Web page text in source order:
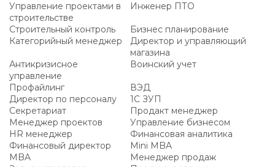
Управление проектами в
строительстве
Инженер ПТО
Строительный контроль
Бизнес планирование
Категорийный менеджер
Директор и управляющий
магазина
Антикризисное
управление
Воинский учет
Профайлинг
ВЭД
Директор по персоналу
1С ЗУП
Секретариат
Продакт менеджер
Менеджер проектов
Управление бизнесом
HR менеджер
Финансовая аналитика
Финансовый директор
Mini MBA
MBA
Менеджер продаж